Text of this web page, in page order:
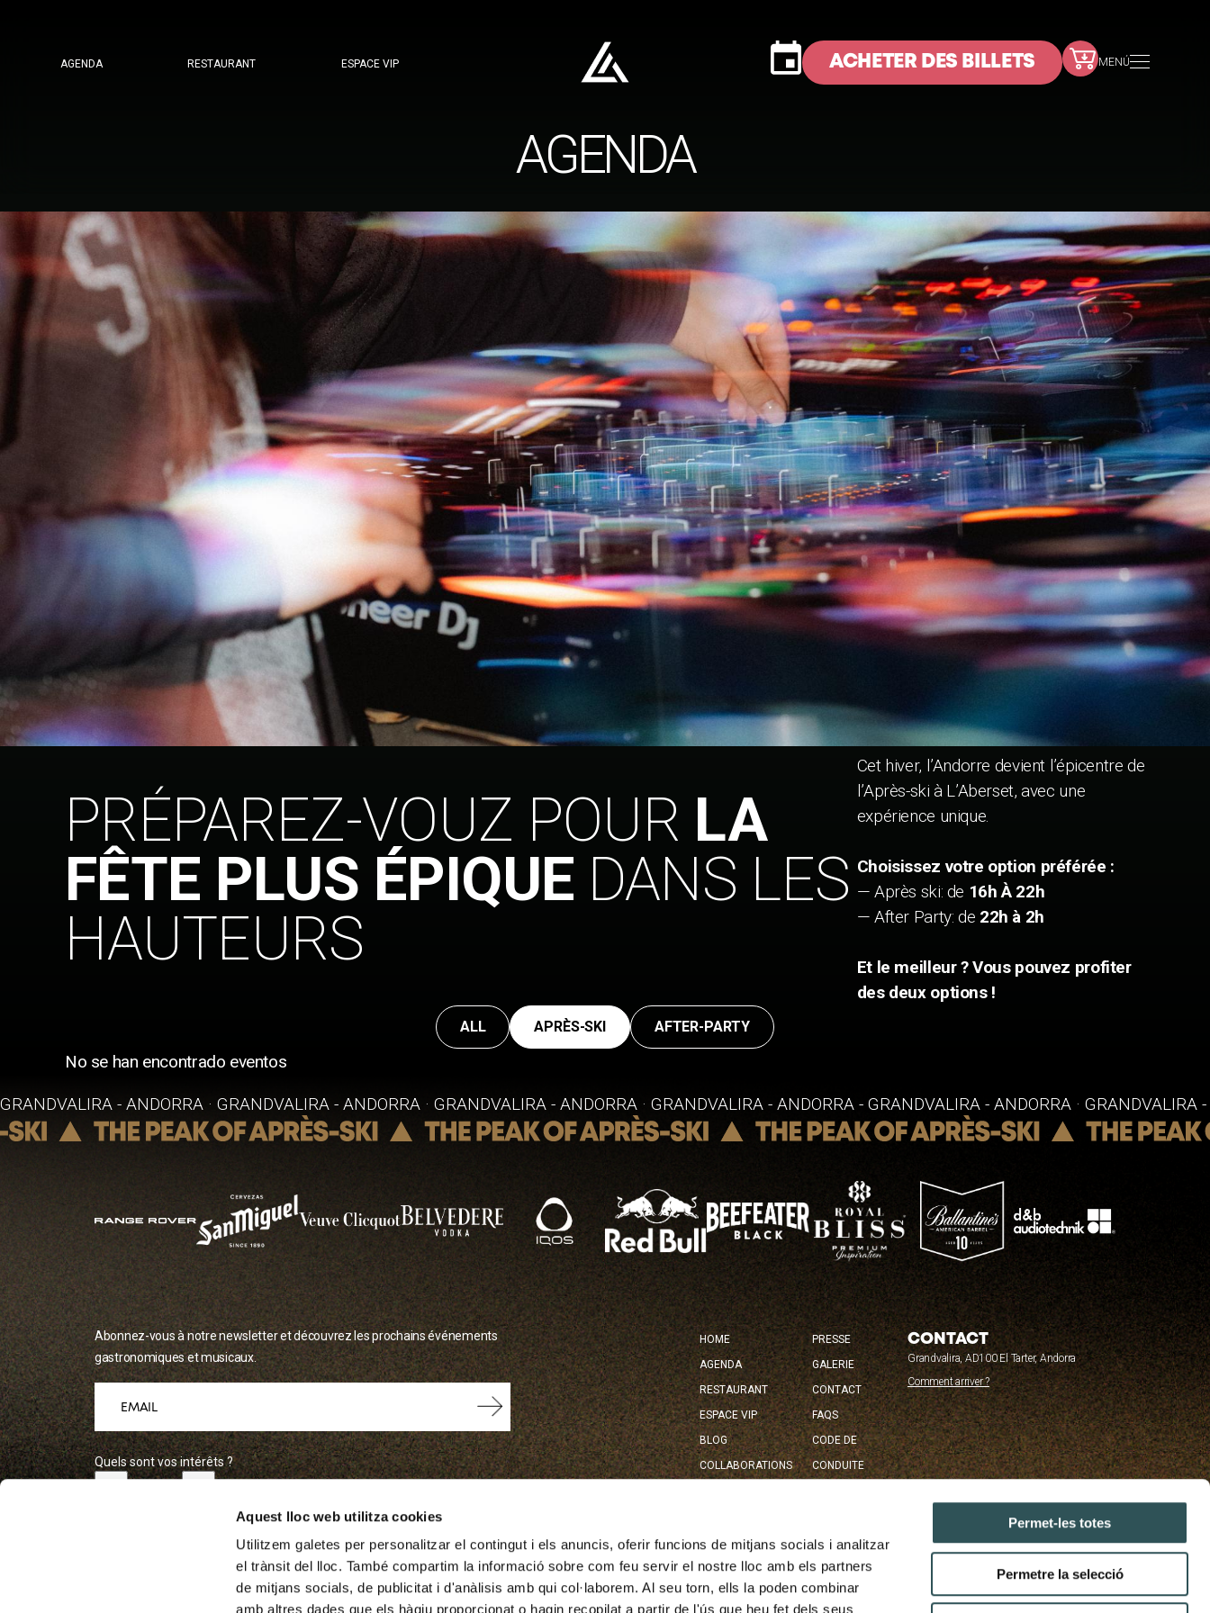
Aquest lloc web utilitza cookies
Utilitzem galetes per personalitzar el contingut i els anuncis, oferir funcions de mitjans socials i analitzar
el trànsit del lloc. També compartim la informació sobre com feu servir el nostre lloc amb els partners
de mitjans socials, de publicitat i d'anàlisis amb qui col·laborem. Al seu torn, ells la poden combinar
amb altres dades que els hàgiu proporcionat o hagin recopilat a partir de l'ús que heu fet dels seus
Permet-les totes
Permetre la selecció
Menú
AGENDA RESTAURANT ESPACE VIP ACHETER DES BILLETS MENÚ
AGENDA
PRÉPAREZ-VOUZ POUR LA
FÊTE PLUS ÉPIQUE DANS LES
HAUTEURS
Cet hiver, l’Andorre devient l’épicentre de
l’Après-ski à L’Aberset, avec une
expérience unique.
Choisissez votre option préférée :
— Après ski: de 16h À 22h
— After Party: de 22h à 2h
Et le meilleur ? Vous pouvez profiter
des deux options !
ALL APRÈS-SKI AFTER-PARTY
No se han encontrado eventos
GRANDVALIRA - ANDORRA · GRANDVALIRA - ANDORRA · GRANDVALIRA - ANDORRA · GRANDVALIRA - ANDORRA - GRANDVALIRA - ANDORRA ·
Abonnez-vous à notre newsletter et découvrez les prochains événements
gastronomiques et musicaux.
Quels sont vos intérêts ?
relacionades amb els nostres serveis. No compartim aquestes dades amb tercers, i en
trobaràs informació addicional sobre aquest
tractament, i sobre la manera d'exercir els teus drets d'accés, rectificació i supressió,
CONTACT
Grandvalira, AD100 El Tarter, Andorra
Comment arriver ?
NAVEGACIÓN
PRINCPAL
HOME
AGENDA
RESTAURANT
ESPACE VIP
BLOG
COLLABORATIONS
PRESSE
GALERIE
CONTACT
FAQS
CODE DE
CONDUITE